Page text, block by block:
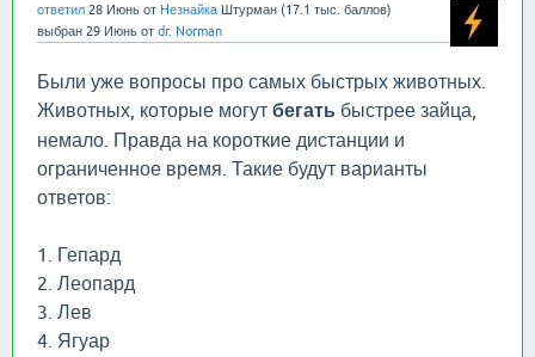
ответил 28 Июнь от Незнайка Штурман (17.1 тыс. баллов)
выбран 29 Июнь от dr. Norman
Были уже вопросы про самых быстрых животных.
Животных, которые могут бегать быстрее зайца,
немало. Правда на короткие дистанции и
ограниченное время. Такие будут варианты
ответов:
1. Гепард
2. Леопард
3. Лев
4. Ягуар